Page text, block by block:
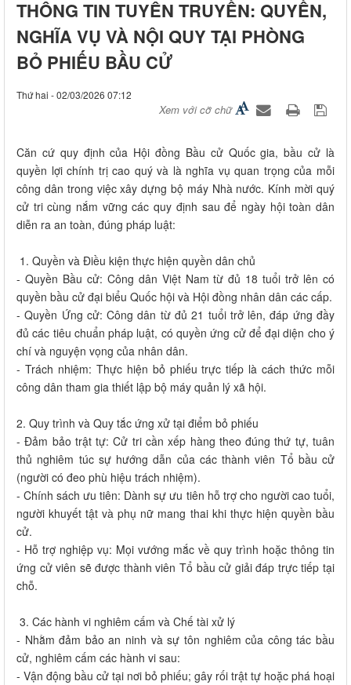
THÔNG TIN TUYÊN TRUYỀN: QUYỀN,
NGHĨA VỤ VÀ NỘI QUY TẠI PHÒNG
BỎ PHIẾU BẦU CỬ
Thứ hai - 02/03/2026 07:12
Xem với cỡ chữ
Căn cứ quy định của Hội đồng Bầu cử Quốc gia, bầu cử là
quyền lợi chính trị cao quý và là nghĩa vụ quan trọng của mỗi
công dân trong việc xây dựng bộ máy Nhà nước. Kính mời quý
cử tri cùng nắm vững các quy định sau để ngày hội toàn dân
diễn ra an toàn, đúng pháp luật:
​ 1. Quyền và Điều kiện thực hiện quyền dân chủ
- Quyền Bầu cử: Công dân Việt Nam từ đủ 18 tuổi trở lên có
quyền bầu cử đại biểu Quốc hội và Hội đồng nhân dân các cấp.
- Quyền Ứng cử: Công dân từ đủ 21 tuổi trở lên, đáp ứng đầy
đủ các tiêu chuẩn pháp luật, có quyền ứng cử để đại diện cho ý
chí và nguyện vọng của nhân dân.
- Trách nhiệm: Thực hiện bỏ phiếu trực tiếp là cách thức mỗi
công dân tham gia thiết lập bộ máy quản lý xã hội.
2. Quy trình và Quy tắc ứng xử tại điểm bỏ phiếu
- Đảm bảo trật tự: Cử tri cần xếp hàng theo đúng thứ tự, tuân
thủ nghiêm túc sự hướng dẫn của các thành viên Tổ bầu cử
(người có đeo phù hiệu trách nhiệm).
- Chính sách ưu tiên: Dành sự ưu tiên hỗ trợ cho người cao tuổi,
người khuyết tật và phụ nữ mang thai khi thực hiện quyền bầu
cử.
- Hỗ trợ nghiệp vụ: Mọi vướng mắc về quy trình hoặc thông tin
ứng cử viên sẽ được thành viên Tổ bầu cử giải đáp trực tiếp tại
chỗ.
​3. Các hành vi nghiêm cấm và Chế tài xử lý
- Nhằm đảm bảo an ninh và sự tôn nghiêm của công tác bầu
cử, nghiêm cấm các hành vi sau:
- Vận động bầu cử tại nơi bỏ phiếu; gây rối trật tự hoặc phá hoại